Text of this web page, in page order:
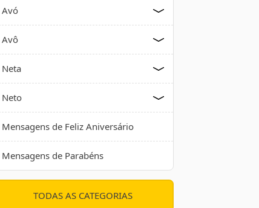
Avó
Avô
Neta
Neto
Mensagens de Feliz Aniversário
Mensagens de Parabéns
TODAS AS CATEGORIAS